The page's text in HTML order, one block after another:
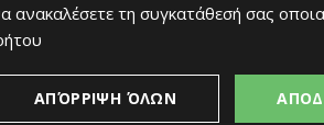
δικαιοσύνη, ελευθερία και
Ιταλία, Γιώργος Χριστοφίδης,
ανακαλέσετε τη συγκατάθεσή σας
ΑΠΌΡΡΙΨΗ ΌΛΩΝ